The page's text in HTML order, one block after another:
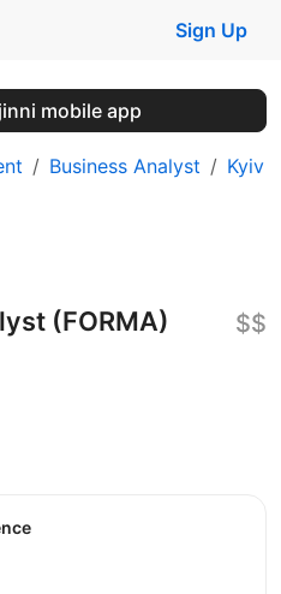
Sign Up
mobile app
Business Analyst Kyiv
(FORMA) $$